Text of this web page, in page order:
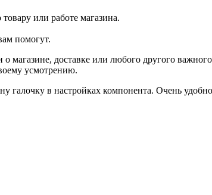
или работе магазина.
помогут.
магазине, доставке или любого другого
усмотрению.
галочку в настройках компонента. Очень